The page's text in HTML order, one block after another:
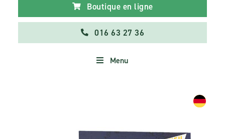
Boutique en ligne
016 63 27 36
Menu